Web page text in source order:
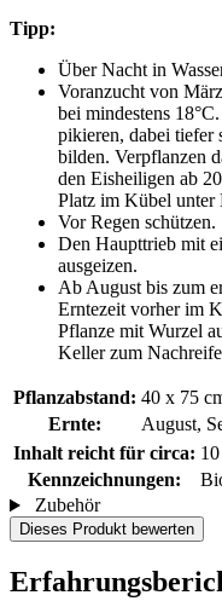
Tipp:
Über Nacht in
Voranzucht von
bei mindestens
pikieren, dabei tiefer
bilden. Verpflanzen
den Eisheiligen ab
Platz im Kübel unter
Vor Regen schützen.
Den Haupttrieb mit
ausgeizen.
Ab August bis zum
Erntezeit vorher im
Pflanze mit Wurzel
Keller zum
Pflanzabstand: 40 x 75
Ernte:
August,
Inhalt reicht für circa:
Kennzeichnungen:
Zubehör
Dieses Produkt bewerten